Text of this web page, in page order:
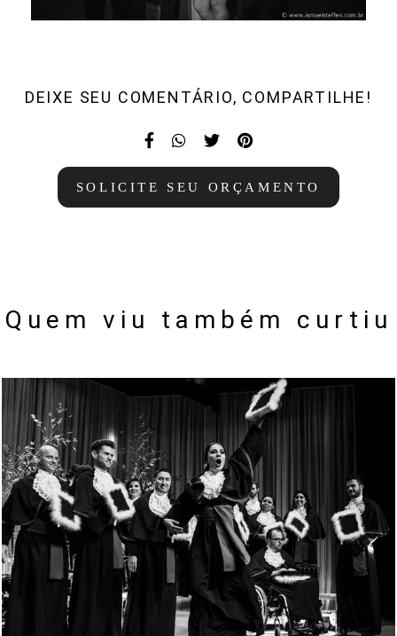
DEIXE SEU COMENTÁRIO, COMPARTILHE!
SOLICITE SEU ORÇAMENTO
Quem viu também curtiu
2724 0